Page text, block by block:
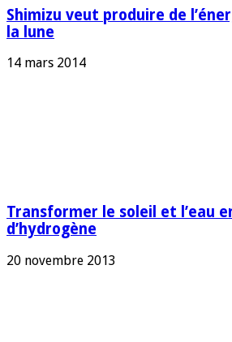
Shimizu veut produire de
la lune
14 mars 2014
Transformer le soleil et l’eau
d’hydrogène
20 novembre 2013